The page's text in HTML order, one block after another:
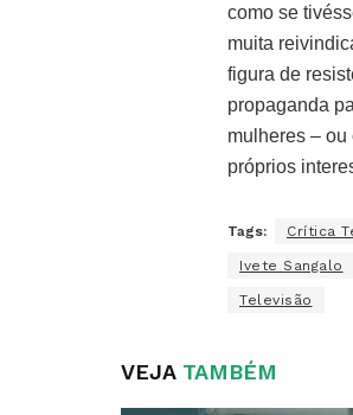
como se
muita
figura de
propaganda
mulheres –
próprios
Tags: Crítica
Ivete Sangalo
Televisão
VEJATAMBÉM